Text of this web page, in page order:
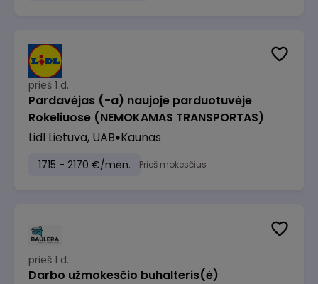
prieš 1 d.
Pardavėjas (-a) naujoje parduotuvėje
Rokeliuose (NEMOKAMAS TRANSPORTAS)
Lidl Lietuva, UAB Kaunas
1715 - 2170 €/mėn. Prieš mokesčius
prieš 1 d.
Darbo užmokesčio buhalteris(ė)